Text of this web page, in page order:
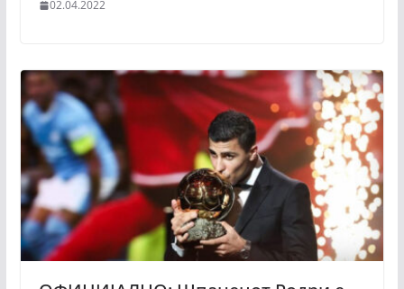
02.04.2022